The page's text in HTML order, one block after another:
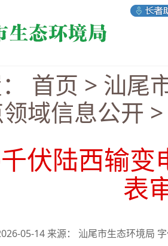
首页 > 汕尾
域信息公开
伏陆西输
表
05-14 来源： 汕尾市生态环境局